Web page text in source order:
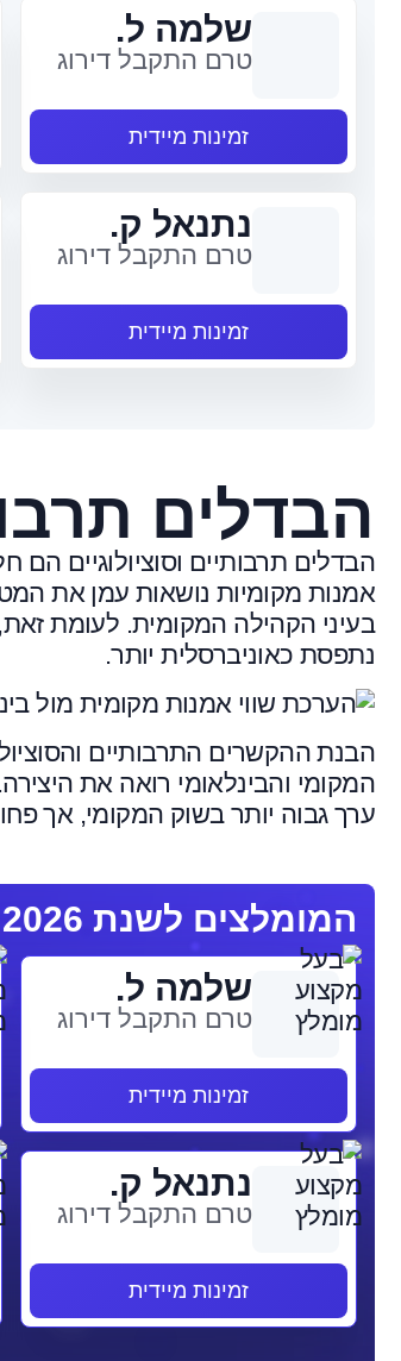
שלמה ל.
טרם התקבל דירוג
זמינות מיידית
נתנאל ק.
טרם התקבל דירוג
זמינות מיידית
הבדלים
הבדלים תרבותיים וסוציולוגיים
אמנות מקומיות נושאות עמן את
בעיני הקהילה המקומית. לעומת
נתפסת כאוניברסלית יותר.
הבנת ההקשרים התרבותיים
המקומי והבינלאומי רואה את
ערך גבוה יותר בשוק המקומי, אך
המומלצים לשנת 2026 בתחום שמאי אמנות
שלמה ל.
טרם התקבל דירוג
זמינות מיידית
נתנאל ק.
טרם התקבל דירוג
זמינות מיידית